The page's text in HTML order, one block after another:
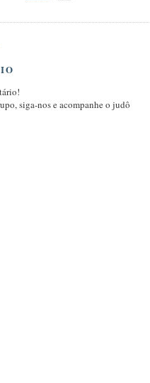
siga-nos e acompanhe o judô